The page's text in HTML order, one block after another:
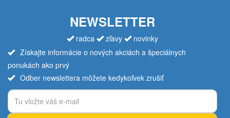
NEWSLETTER
radca zľavy
novinky
Získajte informácie o nových akciách a špeciálnych
ponukách ako prvý
Odber newslettera môžete kedykoľvek zrušiť